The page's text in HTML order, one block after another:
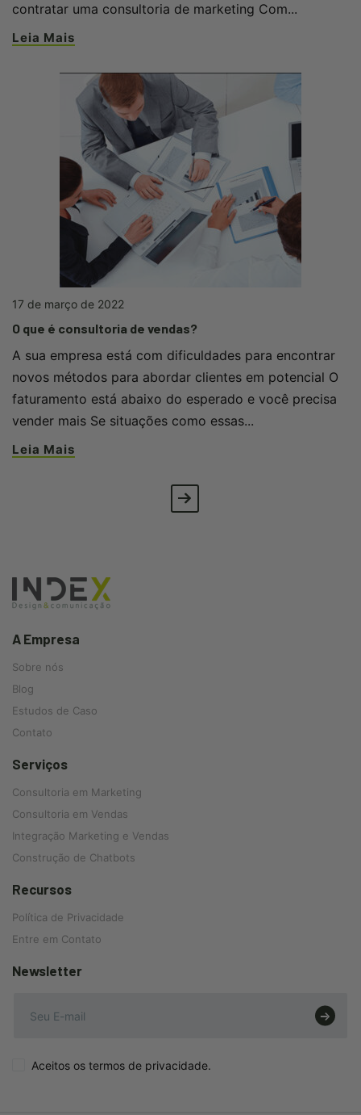
contratar uma consultoria de marketing Com...
Leia Mais
17 de março de 2022
O que é consultoria de vendas?
A sua empresa está com dificuldades para encontrar
novos métodos para abordar clientes em potencial O
faturamento está abaixo do esperado e você precisa
vender mais Se situações como essas...
Leia Mais
A Empresa
Sobre nós
Blog
Estudos de Caso
Contato
Serviços
Consultoria em Marketing
Consultoria em Vendas
Integração Marketing e Vendas
Construção de Chatbots
Recursos
Política de Privacidade
Entre em Contato
Newsletter
Aceitos os termos de privacidade.